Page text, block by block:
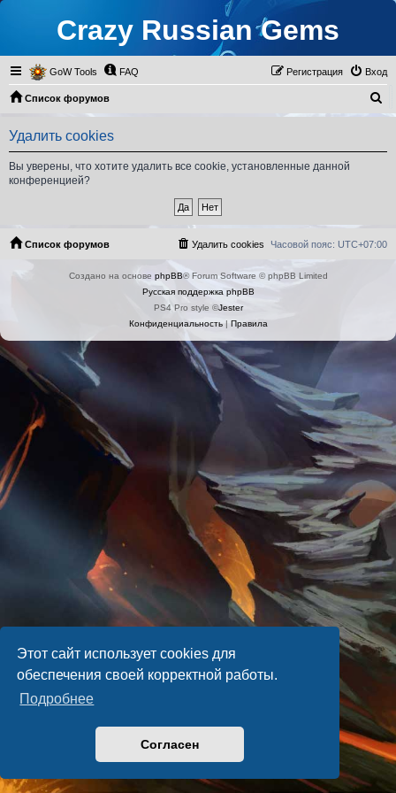
Этот сайт использует cookies для
обеспечения своей корректной работы.
Подробнее
Согласен
Crazy Russian Gems
GoW Tools FAQ Вход
Регистрация
Список форумов
о
Удалить cookies
Вы уверены, что хотите удалить все cookie, установленные данной
конференцией?
Список форумов Часовой пояс: UTC+07:00
Удалить cookies
Создано на основе phpBB® Forum Software © phpBB Limited
Русская поддержка phpBB
PS4 Pro style ©Jester
Конфиденциальность| Правила